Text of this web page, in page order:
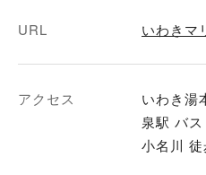
URL いわきマ
アクセス
いわき湯
泉駅 バ
小名川